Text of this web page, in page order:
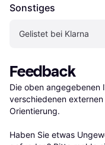
Sonstiges
Gelistet bei Klarna
Feedback
Die oben angegebenen
verschiedenen
Orientierung.
Haben Sie etwas